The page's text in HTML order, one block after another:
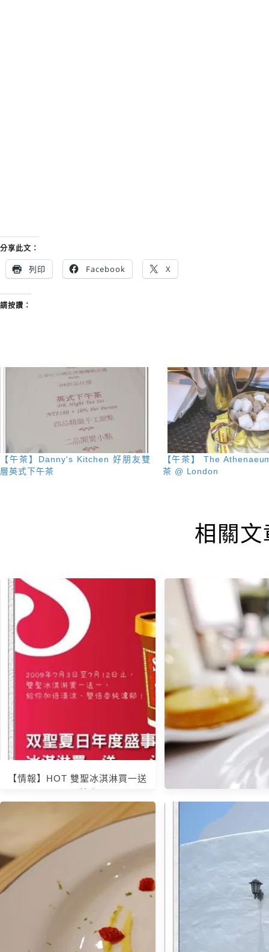
分享此文：
列印 Facebook X
請按讚：
【午茶】Danny's Kitchen 好朋友雙
層英式下午茶
【午茶】 The
茶 @ London
相關文
【情報】HOT 雙聖冰淇淋買一送
【甜點】 新北板橋．
甜點舖 Jouons